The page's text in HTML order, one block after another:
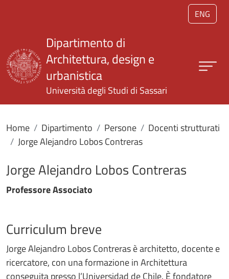
Salta al contenuto principale
ENG
Dipartimento di
Architettura, design e
urbanistica
Università degli Studi di Sassari
Home Dipartimento Persone
Docenti strutturati
Jorge Alejandro Lobos Contreras
Jorge Alejandro Lobos Contreras
Professore Associato
Curriculum breve
Jorge Alejandro Lobos Contreras è architetto, docente e
ricercatore, con una formazione in Architettura